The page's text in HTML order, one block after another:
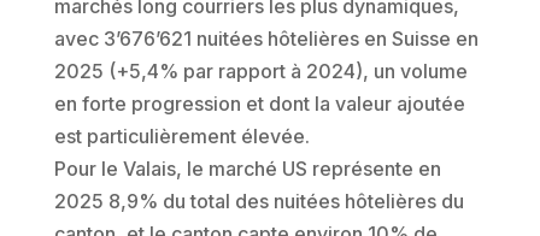
marchés long courriers les plus dynamiques,
avec 3’676’621 nuitées hôtelières en Suisse en
2025 (+5,4% par rapport à 2024), un volume
en forte progression et dont la valeur ajoutée
est particulièrement élevée.
Pour le Valais, le marché US représente en
2025 8,9% du total des nuitées hôtelières du